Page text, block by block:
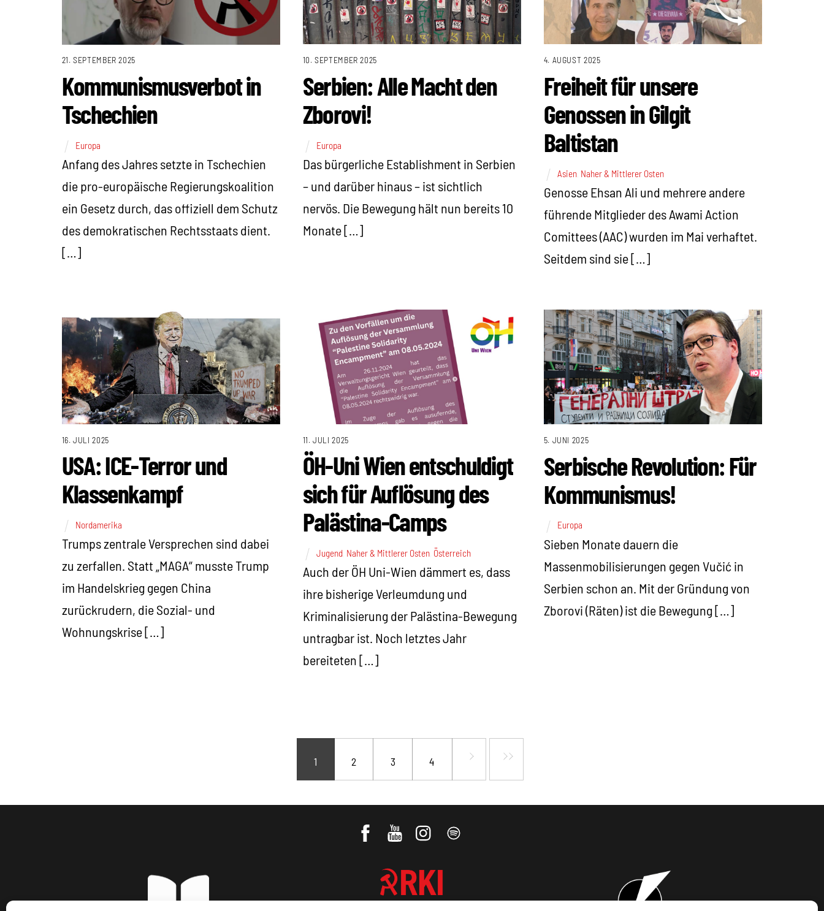
21. SEPTEMBER 2025
Kommunismusverbot in
Tschechien
Europa
Anfang des Jahres setzte in Tschechien
die pro-europäische Regierungskoalition
ein Gesetz durch, das offiziell dem Schutz
des demokratischen Rechtsstaats dient.
[…]
10. SEPTEMBER 2025
Serbien: Alle Macht den
Zborovi!
Europa
Das bürgerliche Establishment in Serbien
– und darüber hinaus – ist sichtlich
nervös. Die Bewegung hält nun bereits 10
Monate […]
4. AUGUST 2025
Freiheit für unsere
Genossen in Gilgit
Baltistan
Asien, Naher & Mittlerer Osten
Genosse Ehsan Ali und mehrere andere
führende Mitglieder des Awami Action
Comittees (AAC) wurden im Mai verhaftet.
Seitdem sind sie […]
16. JULI 2025
USA: ICE-Terror und
Klassenkampf
Nordamerika
Trumps zentrale Versprechen sind dabei
zu zerfallen. Statt „MAGA“ musste Trump
im Handelskrieg gegen China
zurückrudern, die Sozial- und
Wohnungskrise […]
11. JULI 2025
ÖH-Uni Wien entschuldigt
sich für Auflösung des
Palästina-Camps
Jugend, Naher & Mittlerer Osten, Österreich
Auch der ÖH Uni-Wien dämmert es, dass
ihre bisherige Verleumdung und
Kriminalisierung der Palästina-Bewegung
untragbar ist. Noch letztes Jahr
bereiteten […]
5. JUNI 2025
Serbische Revolution: Für
Kommunismus!
Europa
Sieben Monate dauern die
Massenmobilisierungen gegen Vučić in
Serbien schon an. Mit der Gründung von
Zborovi (Räten) ist die Bewegung […]
1 2 3 4